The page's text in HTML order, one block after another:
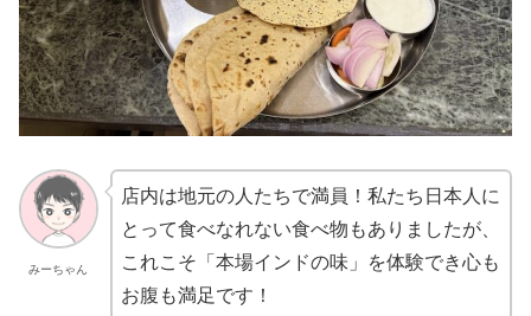
みーちゃん
店内は地元の人たちで満員！私たち日本人に
とって食べなれない食べ物もありましたが、
これこそ「本場インドの味」を体験でき心も
お腹も満足です！